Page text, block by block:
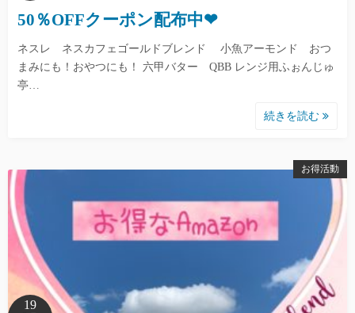
50％OFFクーポン配布中❤︎
ネスレ ネスカフェゴールドブレンド 小魚アーモンド おつ
まみにも！おやつにも！ 六甲バター QBB レンジ用ふぉんじゅ
亭…
続きを読む
お得活動
19